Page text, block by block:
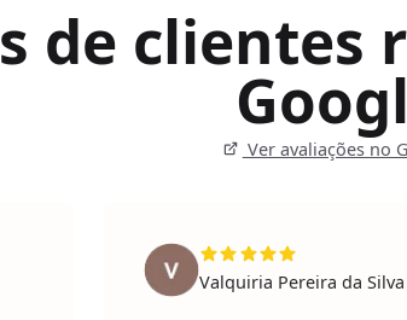
de clientes
Ver avaliações no
Valquiria Pereira da Silva